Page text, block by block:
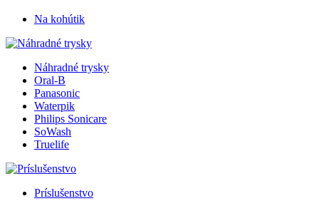
Na kohútik
Náhradné trysky
Oral-B
Panasonic
Waterpik
Philips Sonicare
SoWash
Truelife
Príslušenstvo